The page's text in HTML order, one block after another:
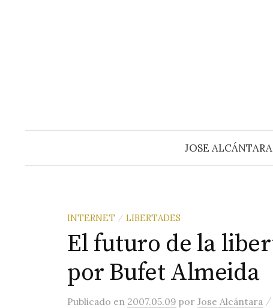
JOSE ALCÁNTARA
INTERNET / LIBERTADES
El futuro de la
por Bufet Almeida
Publicado en 2007.05.09 por Jose Alcántara /